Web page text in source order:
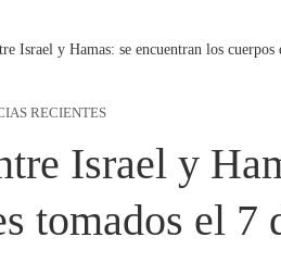
Israel y Hamas: se encuentran los
RECIENTES
Israel y
tomados el 7